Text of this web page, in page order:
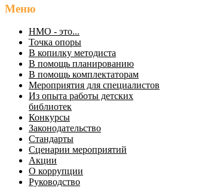
Меню
НМО - это...
Точка опоры
В копилку методиста
В помощь планированию
В помощь комплектаторам
Мероприятия для специалистов
Из опыта работы детских
библиотек
Конкурсы
Законодательство
Стандарты
Сценарии мероприятий
Акции
О коррупции
Руководство